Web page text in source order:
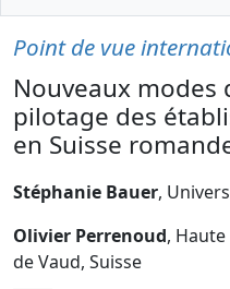
Point de vue
Nouveaux modes
pilotage des
en Suisse
Stéphanie Bauer,
Olivier Perrenoud,
de Vaud, Suisse